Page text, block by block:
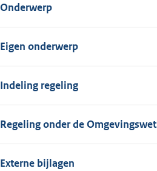
Onderwerp
Eigen onderwerp
Indeling regeling
Regeling onder de Omgevingswet
Externe bijlagen